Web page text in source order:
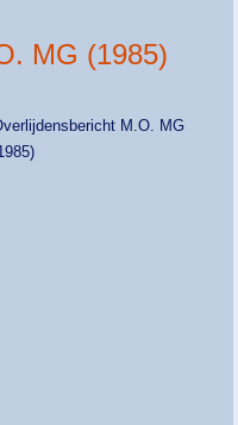
MG (1985)
M.O. MG